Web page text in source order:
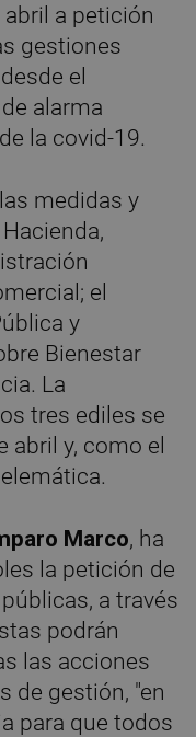
a petición
gestiones
el
alarma
la covid-19.
medidas y
el
y
Bienestar
La
tres ediles se
abril y, como el
Marco, ha
la petición de
a través
podrán
las acciones
de gestión, "en
para que todos